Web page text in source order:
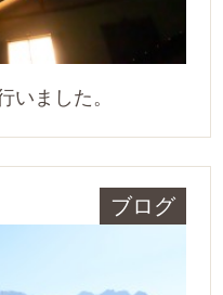
いました。
ブログ